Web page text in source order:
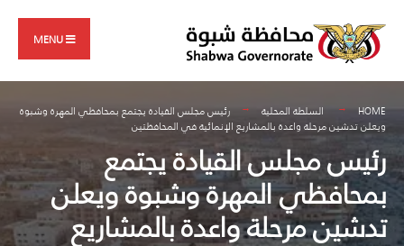
content
MENU
HOME السلطة المحلية
رئيس مجلس القيادة يجتمع بمحافظي المهرة وشبوة
ويعلن تدشين مرحلة واعدة بالمشاريع الإنمائية في المحافظتين
رئيس مجلس القيادة يجتمع
بمحافظي المهرة وشبوة ويعلن
تدشين مرحلة واعدة بالمشاريع
for: